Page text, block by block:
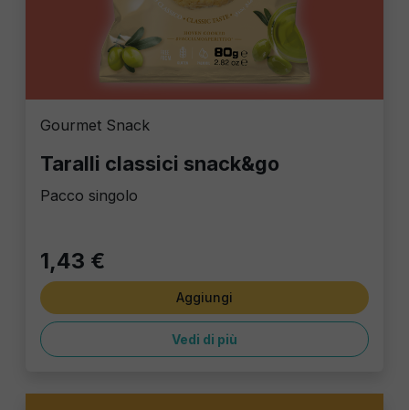
Gourmet Snack
Taralli classici snack&go
Pacco singolo
1,43 €
Aggiungi
Vedi di più